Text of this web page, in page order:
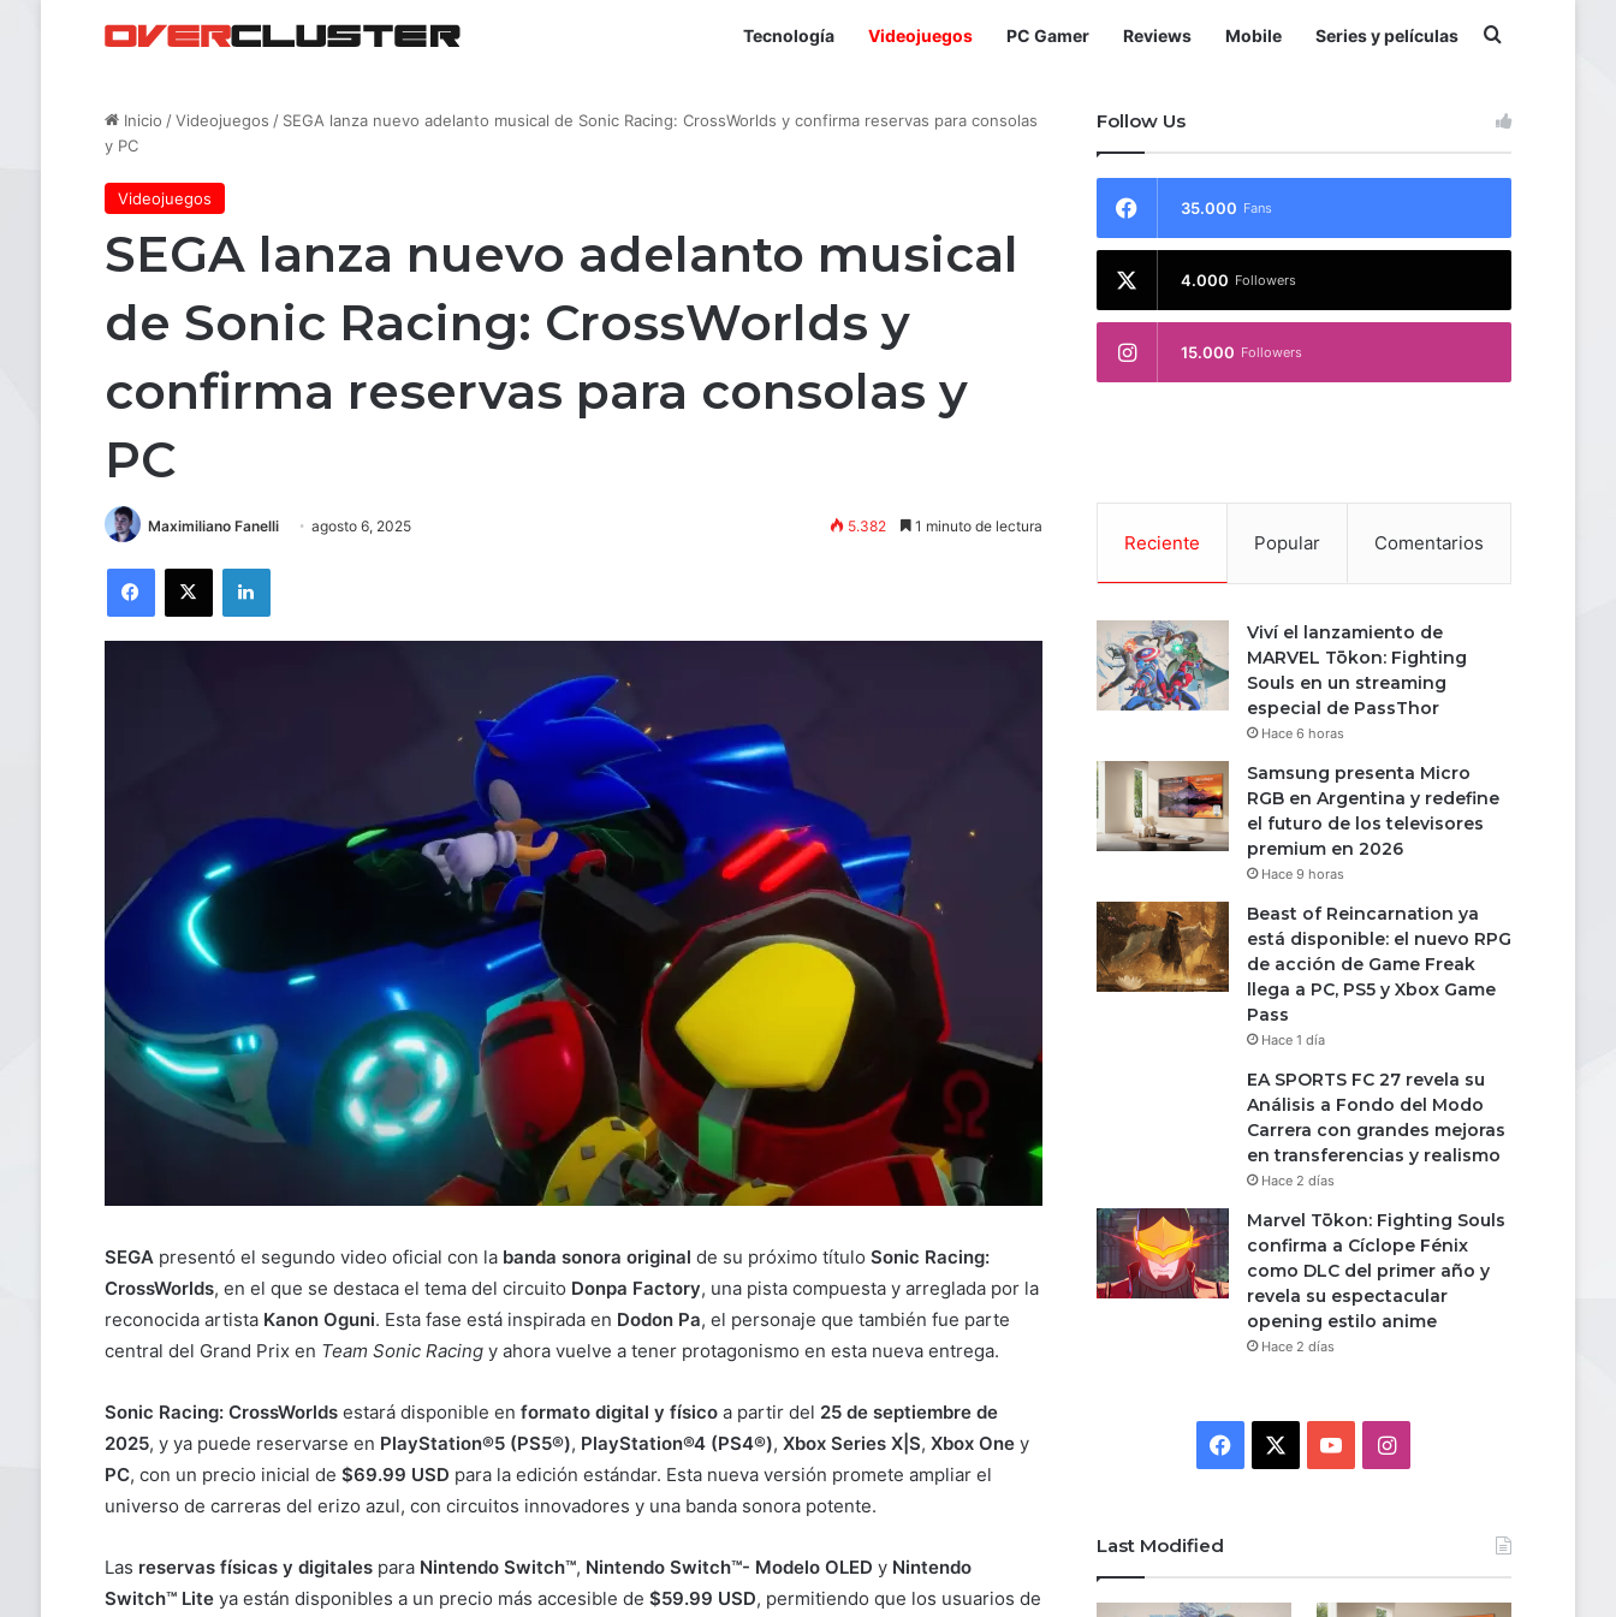
Tecnología Videojuegos PC Gamer Reviews Mobile Series y películas
Inicio /Videojuegos / SEGA lanza nuevo adelanto musical de Sonic Racing: CrossWorlds y confirma reservas para consolas
y PC
Videojuegos
SEGA lanza nuevo adelanto musical
de Sonic Racing: CrossWorlds y
confirma reservas para consolas y
PC
Maximiliano Fanelli agosto 6, 2025 5.382 1 minuto de lectura
Facebook
X LinkedIn
SEGApresentó el segundo video oficial con la banda sonora original de su próximo título Sonic Racing:
CrossWorlds, en el que se destaca el tema del circuito Donpa Factory, una pista compuesta y arreglada por la
reconocida artista Kanon Oguni. Esta fase está inspirada en Dodon Pa, el personaje que también fue parte
central del Grand Prix en Team Sonic Racingy ahora vuelve a tener protagonismo en esta nueva entrega.
Sonic Racing: CrossWorldsestará disponible en formato digital y físicoa partir del 25 de septiembre de
2025, y ya puede reservarse en PlayStation®5 (PS5®), PlayStation®4 (PS4®), Xbox Series X|S, Xbox Oney
PC, con un precio inicial de $69.99 USD para la edición estándar. Esta nueva versión promete ampliar el
universo de carreras del erizo azul, con circuitos innovadores y una banda sonora potente.
Las reservas físicas y digitalespara Nintendo Switch™, Nintendo Switch™- Modelo OLED y Nintendo
Switch™ Liteya están disponibles a un precio más accesible de $59.99 USD, permitiendo que los usuarios de
Follow Us
35.000 Fans
4.000 Followers
15.000 Followers
Reciente Popular Comentarios
Viví el lanzamiento de
MARVEL Tōkon: Fighting
Souls en un streaming
especial de PassThor
Hace 6 horas
Samsung presenta Micro
RGB en Argentina y redefine
el futuro de los televisores
premium en 2026
Hace 9 horas
Beast of Reincarnation ya
está disponible: el nuevo RPG
de acción de Game Freak
llega a PC, PS5 y Xbox Game
Pass
Hace 1 día
EA SPORTS FC 27 revela su
Análisis a Fondo del Modo
Carrera con grandes mejoras
en transferencias y realismo
Hace 2 días
Marvel Tōkon: Fighting Souls
confirma a Cíclope Fénix
como DLC del primer año y
revela su espectacular
opening estilo anime
Hace 2 días
Facebook YouTubeInstagram
Last Modified